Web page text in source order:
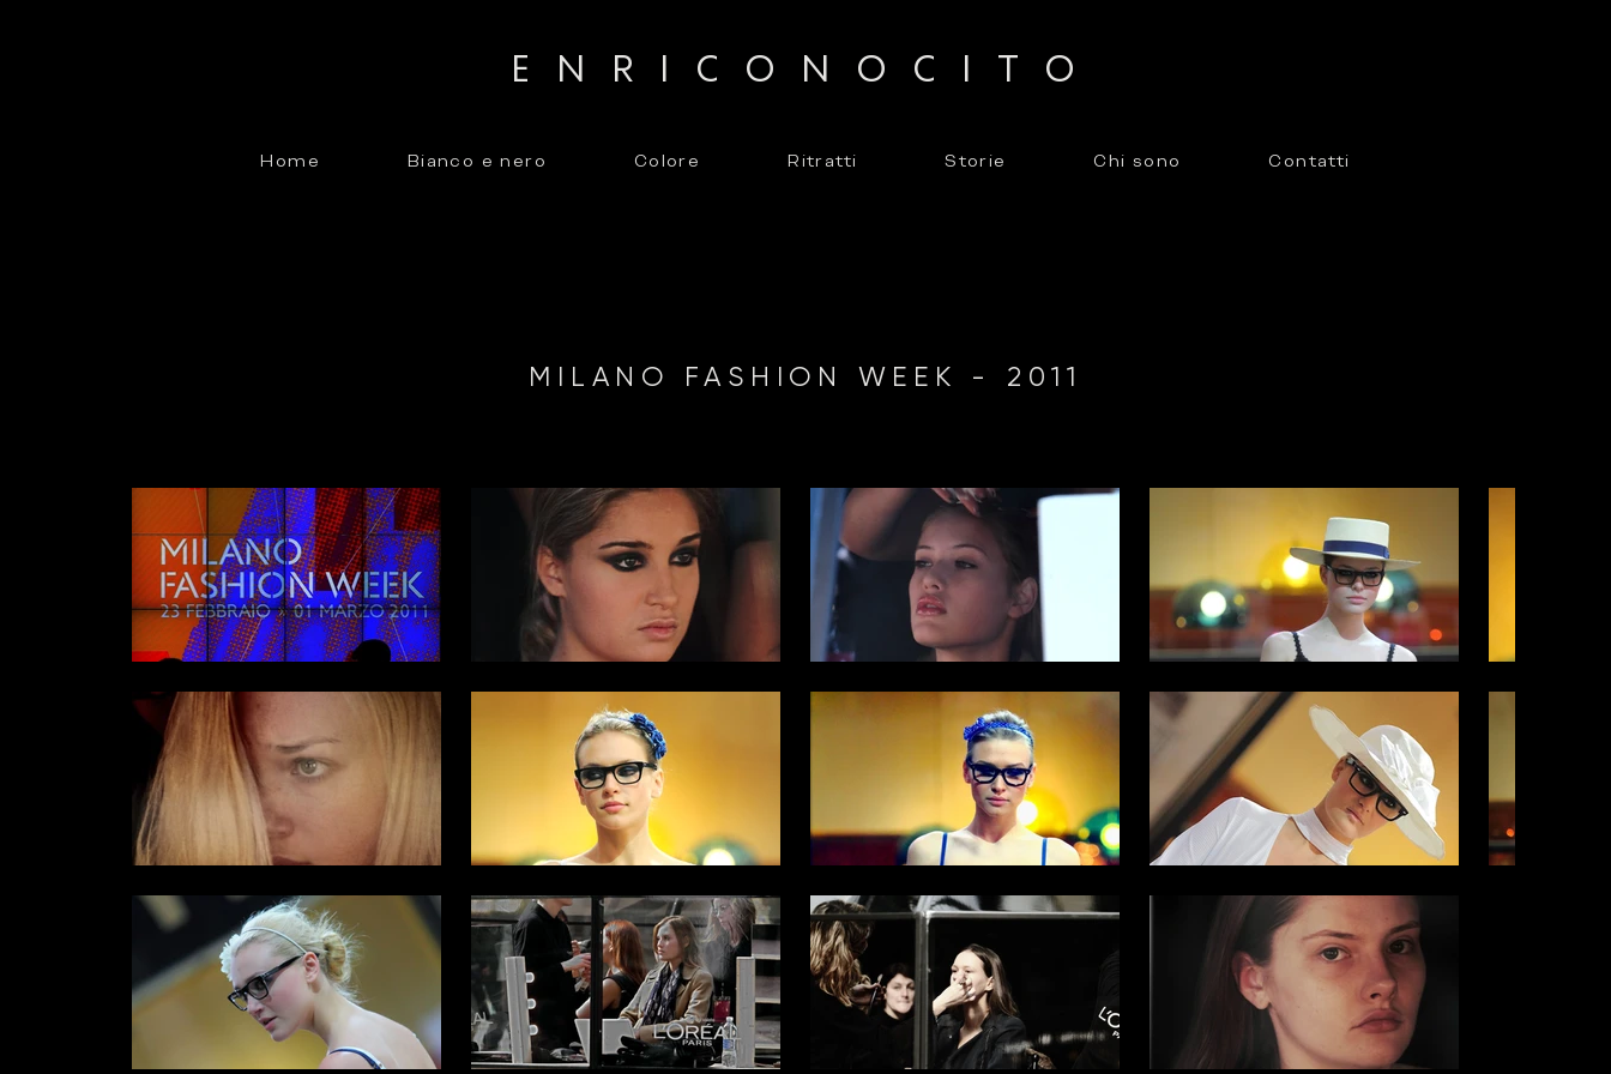
ENRICO NOCITO
Home Bianco e nero Colore Ritratti Storie Chi sono Contatti
MILANO FASHION WEEK - 2011